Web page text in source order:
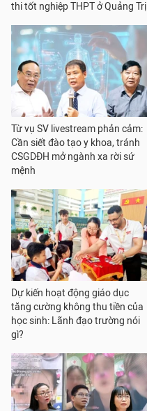
thi tốt nghiệp THPT ở Quảng Trị
Từ vụ SV livestream phản cảm:
Cần siết đào tạo y khoa, tránh
CSGDĐH mở ngành xa rời sứ
mệnh
Dự kiến hoạt động giáo dục
tăng cường không thu tiền của
học sinh: Lãnh đạo trường nói
gì?